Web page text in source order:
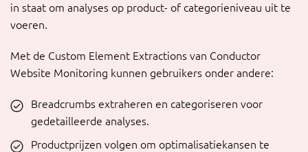
in staat om analyses op product- of categorieniveau uit te
voeren.
Met de Custom Element Extractions van Conductor
Website Monitoring kunnen gebruikers onder andere:
Breadcrumbs extraheren en categoriseren voor
gedetailleerde analyses.
Productprijzen volgen om optimalisatiekansen te